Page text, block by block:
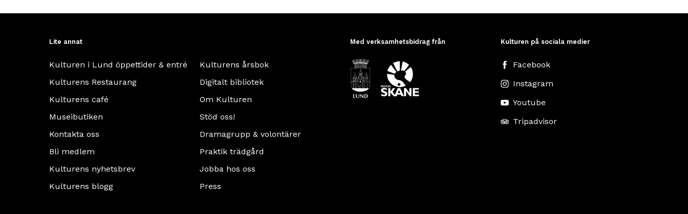
Lite annat
Kulturen i Lund öppettider & entré
Kulturens Restaurang
Kulturens café
Museibutiken
Kontakta oss
Bli medlem
Kulturens nyhetsbrev
Kulturens blogg
Kulturens årsbok
Digitalt bibliotek
Om Kulturen
Stöd oss!
Dramagrupp & volontärer
Praktik trädgård
Jobba hos oss
Press
Med verksamhetsbidrag från Kulturen på sociala medier
Facebook
Instagram
Youtube
Tripadvisor